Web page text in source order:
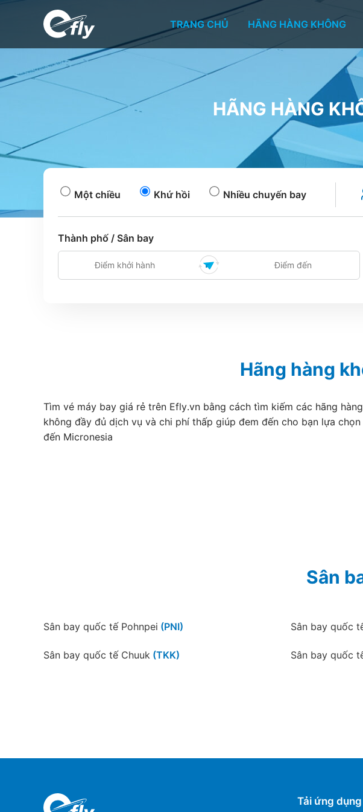
TRANG CHỦ HÃNG HÀNG KHÔNG
HÃNG HÀNG
Một chiều Khứ hồi Nhiều chuyến bay
Thành phố / Sân bay
Hãng hàng
Tìm vé máy bay giá rẻ trên Efly.vn bằng cách tìm kiếm các hãng
không đầy đủ dịch vụ và chi phí thấp giúp đem đến cho bạn lựa
đến Micronesia
Sân
Sân bay quốc tế Pohnpei (PNI) Sân bay quốc
Sân bay quốc tế Chuuk (TKK) Sân bay quốc
Tải ứng dụng